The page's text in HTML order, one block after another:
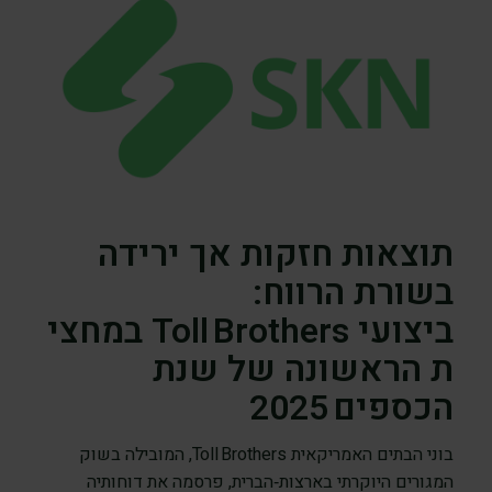
תוצאות חזקות אך ירידה
בשורת הרווח:
ביצועי Toll Brothers במחצי
ת הראשונה של שנת
הכספים 2025
בוני הבתים האמריקאית Toll Brothers, המובילה בשוק
המגורים היוקרתי בארצות‑הברית, פרסמה את דוחותיה